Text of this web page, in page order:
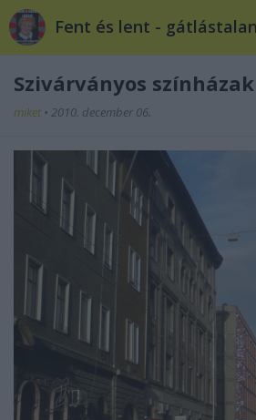
Szivárványos színházak
miket • 2010. december 06.